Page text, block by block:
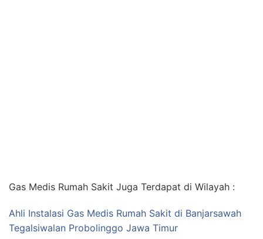
Gas Medis Rumah Sakit Juga Terdapat di Wilayah :
Ahli Instalasi Gas Medis Rumah Sakit di Banjarsawah
Tegalsiwalan Probolinggo Jawa Timur